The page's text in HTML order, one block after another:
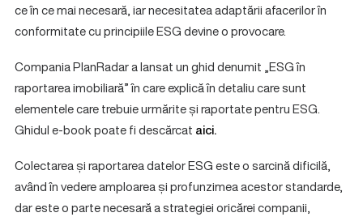
ce în ce mai necesară, iar necesitatea adaptării afacerilor în
conformitate cu principiile ESG devine o provocare.
Compania PlanRadar a lansat un ghid denumit „ESG în
raportarea imobiliară” în care explică în detaliu care sunt
elementele care trebuie urmărite și raportate pentru ESG.
Ghidul e-book poate fi descărcat aici.
Colectarea și raportarea datelor ESG este o sarcină dificilă,
având în vedere amploarea și profunzimea acestor standarde,
dar este o parte necesară a strategiei oricărei companii,